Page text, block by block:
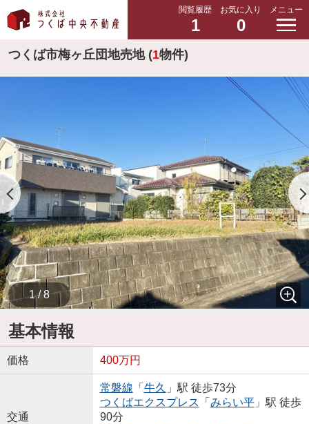
閲覧履歴
1
お気に入り
0
メニュー
つくば市梅ヶ丘団地売地 (1物件)
1 / 8
基本情報
価格 400万円
交通
常磐線 「 牛久 」駅 徒歩73分
つくばエクスプレス 「 みらい平」駅 徒歩
90分